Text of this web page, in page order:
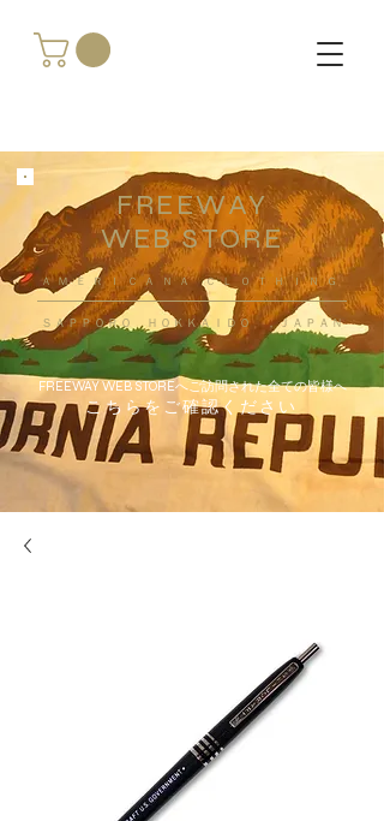
FREEWAY
WEB STORE
​ＡＭＥＲＩＣＡＮＡ ＣＬＯＴＨＩＮＧ
ＳＡＰＰＯＲＯ ＨＯＫＫＡＩＤＯ ，ＪＡＰＡＮ
FREEWAY WEB STOREへご訪問された全ての皆様へ
こちらをご確認ください